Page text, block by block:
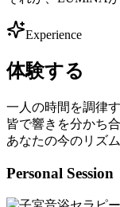
Experience
体験する
一人の時間を調律す
皆で響きを分かち合
あなたの今のリズ
Personal Session